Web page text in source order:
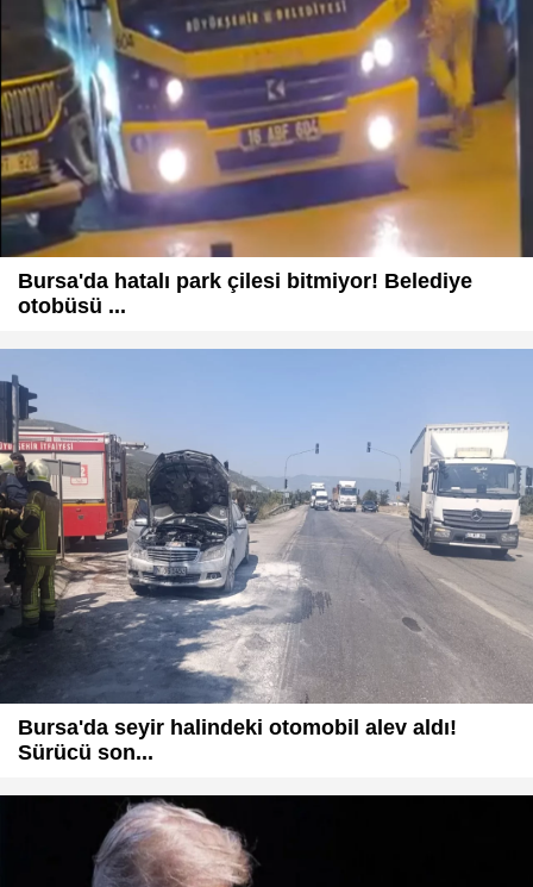
Bursa'da hatalı park çilesi bitmiyor! Belediye
otobüsü ...
Bursa'da seyir halindeki otomobil alev aldı!
Sürücü son...